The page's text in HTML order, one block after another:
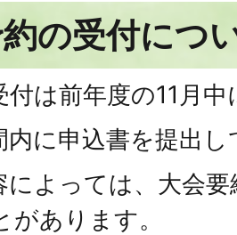
の受付につ
付は前年度の11月
内に申込書を提出
によっては、大会
あります。